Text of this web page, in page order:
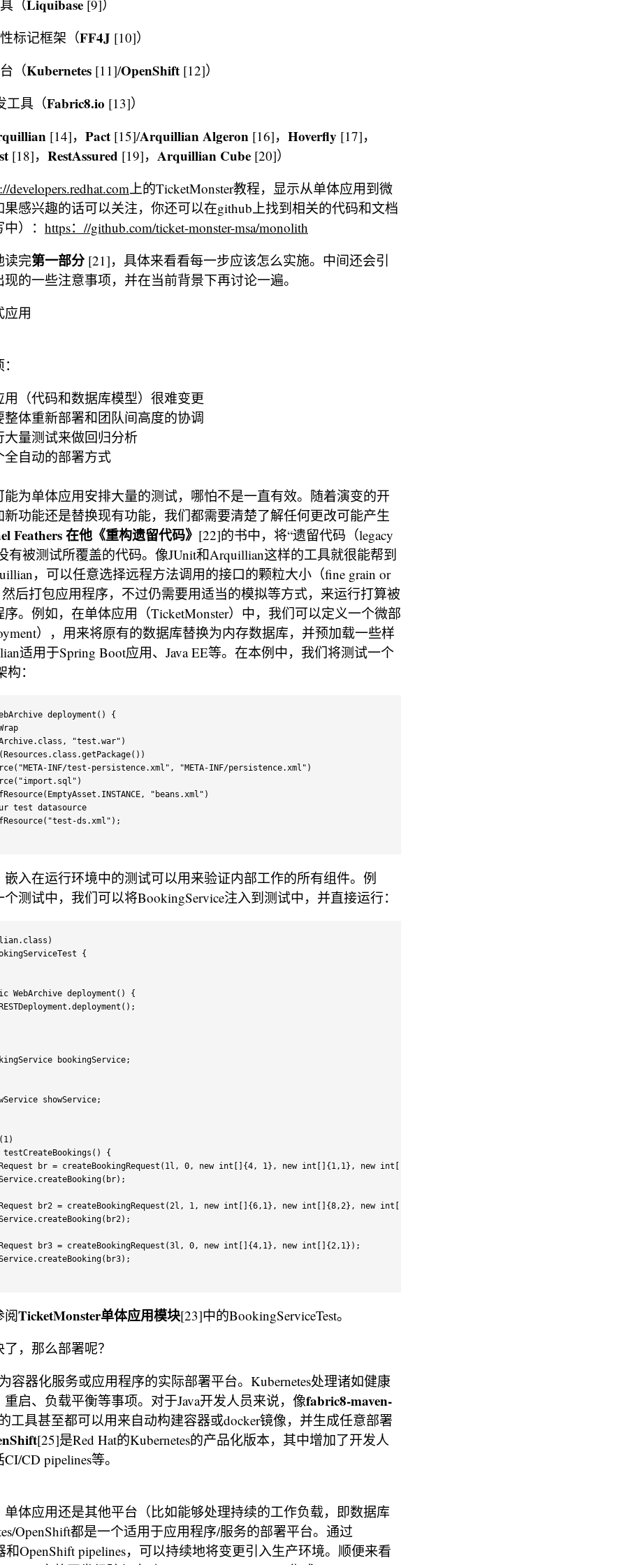
（Liquibase [9]）
标记框架（FF4J [10]）
（Kubernetes [11]/OpenShift [12]）
工具（Fabric8.io [13]）
[14]， Pact [15]/Arquillian Algeron [16]， Hoverfly [17]，
[18]， RestAssured [19]， Arquillian Cube [20]）
developers.redhat.com 上的TicketMonster教程，显示从单体应用到微
感兴趣的话可以关注，你还可以在github上找到相关的代码和文档
）： https：//github.com/ticket-monster-msa/monolith
读完第一部分 [21]，具体来看看每一步应该怎么实施。中间还会引
的一些注意事项，并在当前背景下再讨论一遍。
应用
用（代码和数据库模型）很难变更
整体重新部署和团队间高度的协调
大量测试来做回归分析
全自动的部署方式
为单体应用安排大量的测试，哪怕不是一直有效。随着演变的开
功能还是替换现有功能，我们都需要清楚了解任何更改可能产生
Feathers 在他《重构遗留代码》 [22]的书中，将“遗留代码（legacy
有被测试所覆盖的代码。像JUnit和Arquillian这样的工具就很能帮到
，可以任意选择远程方法调用的接口的颗粒大小（fine grain or
然后打包应用程序，不过仍需要用适当的模拟等方式，来运行打算被
。例如，在单体应用（TicketMonster）中，我们可以定义一个微部
），用来将原有的数据库替换为内存数据库，并预加载一些样
适用于Spring Boot应用、Java EE等。在本例中，我们将测试一个
：
deployment ( )
{
. class , "test.war" )
Resources . class .getPackage( ) )
( "META-INF/test-persistence.xml" , "META-INF/persistence.xml" )
( "import.sql" )
( EmptyAsset . INSTANCE, "beans.xml" )
test datasource
( "test-ds.xml" ) ;
入在运行环境中的测试可以用来验证内部工作的所有组件。例
测试中，我们可以将BookingService注入到测试中，并直接运行：
. class )
{
WebArchive deployment ( )
{
.deployment ( ) ;
bookingService;
showService;
1 )
testCreateBookings ( )
{
br
= createBookingRequest ( 1l , 0 , new int [ ] {4 , 1 } , new int [ ] {1 , 1 } , new int [
. createBooking( br) ;
br2
= createBookingRequest ( 2l , 1 , new int [ ] {6 , 1 } , new int [ ] {8 , 2} , new int [
. createBooking( br2) ;
br3
= createBookingRequest (3l , 0 , new int [ ] {4 , 1 } , new int [ ] {2 , 1 } ) ;
. createBooking( br3) ;
阅TicketMonster单体应用模块[23]中的BookingServiceTest。
，那么部署呢？
容器化服务或应用程序的实际部署平台。Kubernetes处理诸如健康
启、负载平衡等事项。对于Java开发人员来说，像fabric8-maven-
工具甚至都可以用来自动构建容器或docker镜像，并生成任意部署
[25]是Red Hat的Kubernetes的产品化版本，其中增加了开发人
CD pipelines等。
体应用还是其他平台（比如能够处理持续的工作负载，即数据库
OpenShift都是一个适用于应用程序/服务的部署平台。通过
OpenShift pipelines，可以持续地将变更引入生产环境。顺便来看